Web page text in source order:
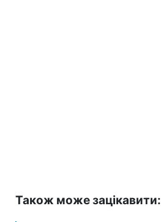
Також може зацікавити: